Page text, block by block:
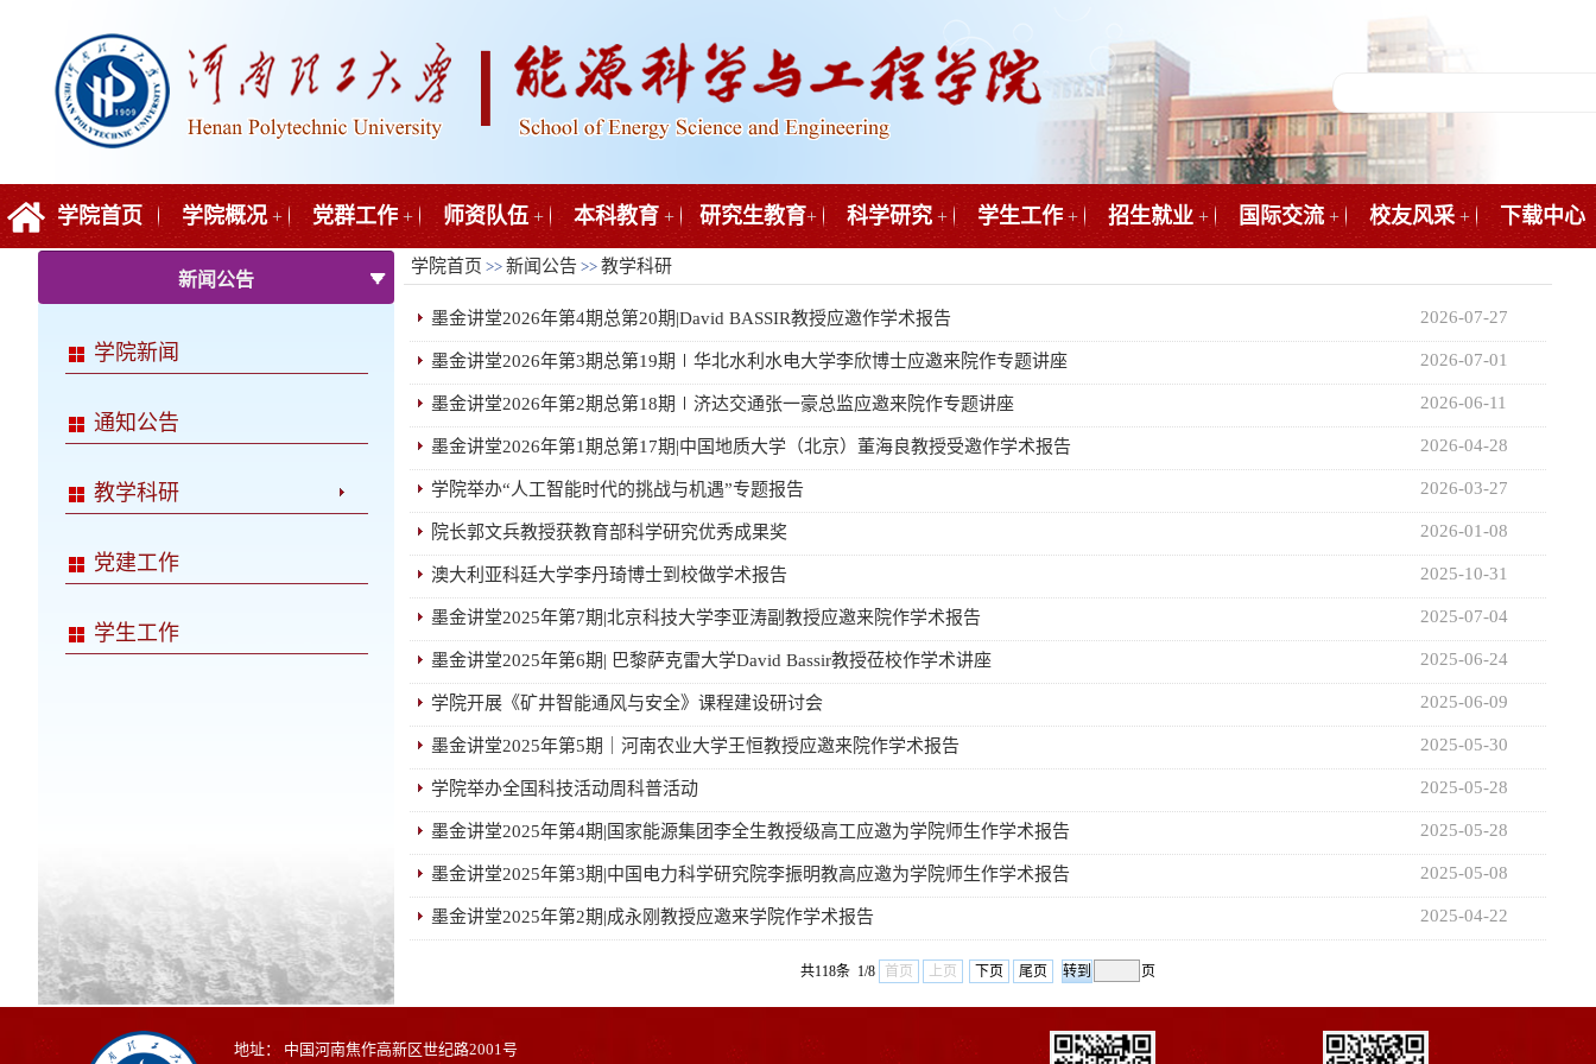
学院首页 学院概况 + 党群工作 + 师资队伍 + 本科教育 + 研究生教育+ 科学研究 + 学生工作 + 招生就业 + 国际交流 + 校友风采 + 下载中心
新闻公告
学院新闻
通知公告
教学科研
党建工作
学生工作
学院首页 >> 新闻公告 >> 教学科研
墨金讲堂2026年第4期总第20期|David BASSIR教授应邀作学术报告 2026-07-27
墨金讲堂2026年第3期总第19期∣华北水利水电大学李欣博士应邀来院作专题讲座 2026-07-01
墨金讲堂2026年第2期总第18期∣济达交通张一豪总监应邀来院作专题讲座 2026-06-11
墨金讲堂2026年第1期总第17期|中国地质大学（北京）董海良教授受邀作学术报告 2026-04-28
学院举办“人工智能时代的挑战与机遇”专题报告 2026-03-27
院长郭文兵教授获教育部科学研究优秀成果奖 2026-01-08
澳大利亚科廷大学李丹琦博士到校做学术报告 2025-10-31
墨金讲堂2025年第7期|北京科技大学李亚涛副教授应邀来院作学术报告 2025-07-04
墨金讲堂2025年第6期| 巴黎萨克雷大学David Bassir教授莅校作学术讲座 2025-06-24
学院开展《矿井智能通风与安全》课程建设研讨会 2025-06-09
墨金讲堂2025年第5期｜河南农业大学王恒教授应邀来院作学术报告 2025-05-30
学院举办全国科技活动周科普活动 2025-05-28
墨金讲堂2025年第4期|国家能源集团李全生教授级高工应邀为学院师生作学术报告 2025-05-28
墨金讲堂2025年第3期|中国电力科学研究院李振明教高应邀为学院师生作学术报告 2025-05-08
墨金讲堂2025年第2期|成永刚教授应邀来学院作学术报告 2025-04-22
共118条 1/8 首页 上页 下页 尾页 页
地址： 中国河南焦作高新区世纪路2001号